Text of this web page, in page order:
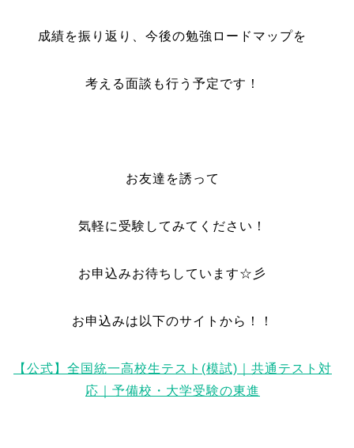
成績を振り返り、今後の勉強ロードマップを
考える面談も行う予定です！
お友達を誘って
気軽に受験してみてください！
お申込みお待ちしています☆彡
お申込みは以下のサイトから！！
【公式】全国統一高校生テスト(模試)｜共通テスト対
応｜予備校・大学受験の東進